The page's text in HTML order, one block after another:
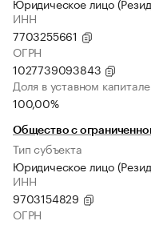
Юридическое лицо
ИНН
7703255661
ОГРН
1027739093843
Доля в уставном капитале
100,00%
Общество с
Тип субъекта
Юридическое лицо
ИНН
9703154829
ОГРН